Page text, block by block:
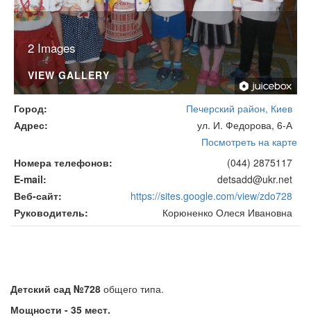
2 Images
VIEW GALLERY
Город
Печерский район, Киев
Адрес
ул. И. Федорова, 6-А
Посмотреть на карте
Номера телефонов
(044) 2875117
E-mail
detsadd@ukr.net
Веб-сайт
https://sites.google.com/view/zdo728
Руководитель
Корюненко Олеся Ивановна
Детский сад №728 общего типа.
Мощности - 35 мест.